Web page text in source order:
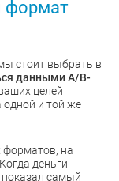
формат
стоит выбрать в
данными А/В-
целей
одной и той же
форматов, на
деньги
показал самый